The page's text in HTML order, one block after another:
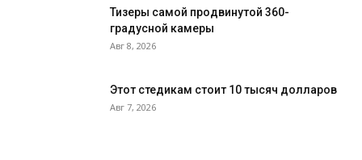
Тизеры самой продвинутой 360-
градусной камеры
Авг 8, 2026
Этот стедикам стоит 10 тысяч долларов
Авг 7, 2026